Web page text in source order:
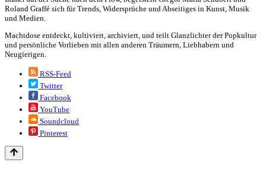
Roland Graffé sich für Trends, Widersprüche und Abseitiges in Kunst, Musik
und Medien.
Machtdose entdeckt, kultiviert, archiviert, und teilt Glanzlichter der Popkultur
und persönliche Vorlieben mit allen anderen Träumern, Liebhabern und
Neugierigen.
RSS-Feed
Twitter
Facebook
YouTube
Soundcloud
Pinterest